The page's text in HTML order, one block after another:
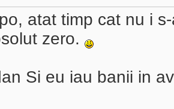
atat timp cat nu i
zero.
Si eu iau banii in